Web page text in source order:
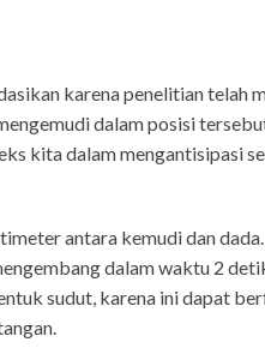
karena penelitian telah
dalam posisi
kita dalam mengantisipasi
antara kemudi dan
dalam waktu 2
sudut, karena ini dapat